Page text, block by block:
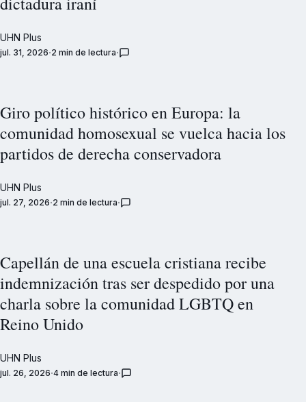
UHN Plus
jul. 31, 2026 2 min de lectura
Giro político histórico en Europa: la
comunidad homosexual se vuelca hacia los
partidos de derecha conservadora
UHN Plus
jul. 27, 2026 2 min de lectura
Capellán de una escuela cristiana recibe
indemnización tras ser despedido por una
charla sobre la comunidad LGBTQ en
Reino Unido
UHN Plus
jul. 26, 2026 4 min de lectura